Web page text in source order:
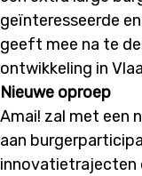
geïnteresseerde
geeft mee na te
ontwikkeling in
Nieuwe oproep
Amai! zal met een
aan
innovatietrajecten